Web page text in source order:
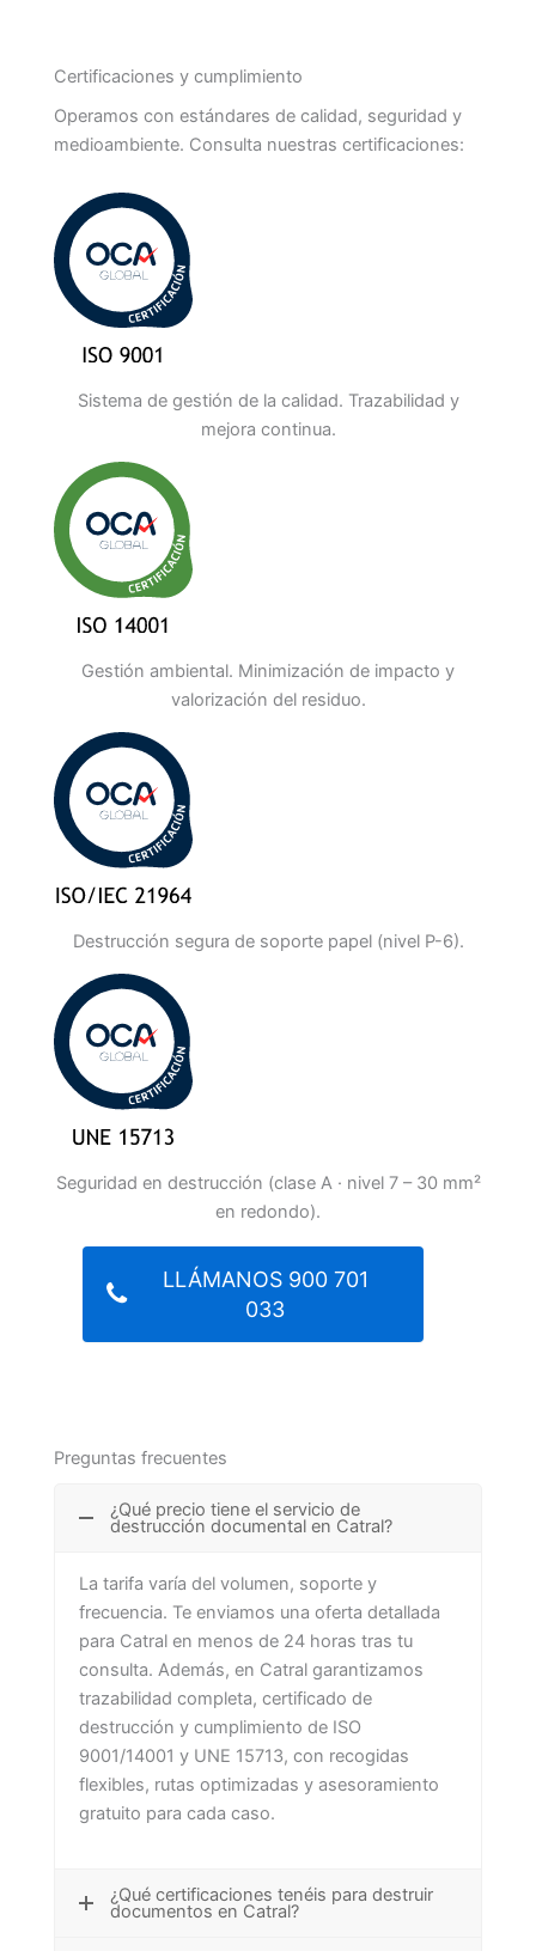
Certificaciones y cumplimiento
Operamos con estándares de calidad, seguridad y
medioambiente. Consulta nuestras certificaciones:
Sistema de gestión de la calidad. Trazabilidad y
mejora continua.
Gestión ambiental. Minimización de impacto y
valorización del residuo.
Destrucción segura de soporte papel (nivel P-6).
Seguridad en destrucción (clase A · nivel 7 – 30 mm²
en redondo).
LLÁMANOS 900 701
033
Preguntas frecuentes
¿Qué precio tiene el servicio de
destrucción documental en Catral?
La tarifa varía del volumen, soporte y
frecuencia. Te enviamos una oferta detallada
para Catral en menos de 24 horas tras tu
consulta. Además, en Catral garantizamos
trazabilidad completa, certificado de
destrucción y cumplimiento de ISO
9001/14001 y UNE 15713, con recogidas
flexibles, rutas optimizadas y asesoramiento
gratuito para cada caso.
¿Qué certificaciones tenéis para destruir
documentos en Catral?